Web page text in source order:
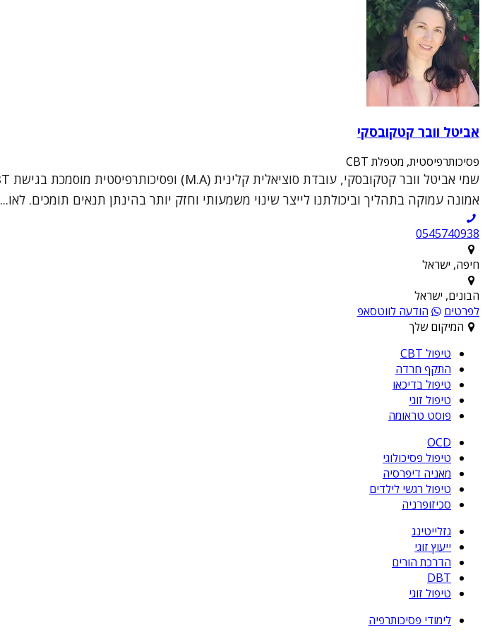
אביטל וובר קטקובסקי
פסיכותרפיסטית, מטפלת CBT
אמונה עמוקה בתהליך וביכולתנו לייצר שינוי משמעותי וחזק יותר בהינתן תנאים תומכים. לאו...
0545740938
חיפה, ישראל
הבונים, ישראל
לפרטים
הודעה לווטסאפ
המיקום שלך
טיפול CBT
התקף חרדה
טיפול בדיכאו
טיפול זוגי
פוסט טראומה
OCD
טיפול פסיכולוגי
מאניה דיפרסיה
טיפול רגשי לילדים
סכיזופרניה
גזלייטינג
ייעוץ זוגי
הדרכת הורים
DBT
טיפול זוגי
לימודי פסיכותרפיה